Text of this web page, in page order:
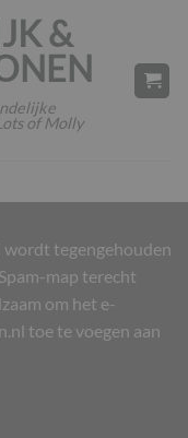
&
of Molly
wordt tegengehouden
map terecht
om het e-
toe te voegen aan